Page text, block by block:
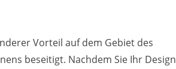
Vorteil auf dem Gebiet des
beseitigt. Nachdem Sie Ihr Design